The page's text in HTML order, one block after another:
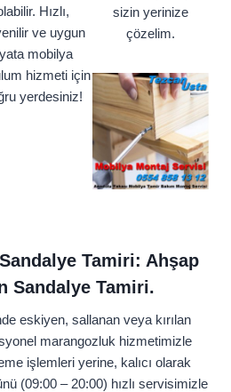
Hızlı,
ve uygun
mobilya
hizmeti için
yerdesiniz!
sizin yerinize
çözelim.
Tamiri: Ahşap
Sandalye Tamiri.
eskiyen, sallanan veya kırılan
marangozluk hizmetimizle
işlemleri yerine, kalıcı olarak
(09:00 – 20:00) hızlı servisimizle